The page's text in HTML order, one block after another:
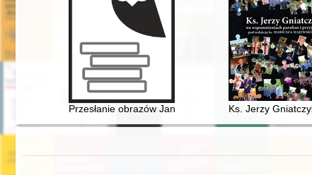
Przesłanie obrazów Jana Henryka Rosena (1891-
Ks. Jerzy